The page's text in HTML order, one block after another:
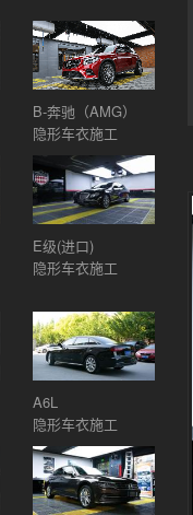
B-奔驰（AMG）
隐形车衣施工
E级(进口)
隐形车衣施工
A6L
隐形车衣施工